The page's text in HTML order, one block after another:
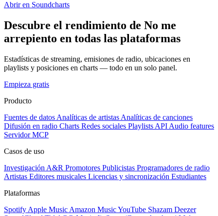
Abrir en Soundcharts
Descubre el rendimiento de No me
arrepiento en todas las plataformas
Estadísticas de streaming, emisiones de radio, ubicaciones en
playlists y posiciones en charts — todo en un solo panel.
Empieza gratis
Producto
Fuentes de datos Analíticas de artistas Analíticas de canciones
Difusión en radio Charts Redes sociales Playlists API Audio features
Servidor MCP
Casos de uso
Investigación A&R Promotores Publicistas Programadores de radio
Artistas Editores musicales Licencias y sincronización Estudiantes
Plataformas
Spotify Apple Music Amazon MusicYouTube Shazam Deezer